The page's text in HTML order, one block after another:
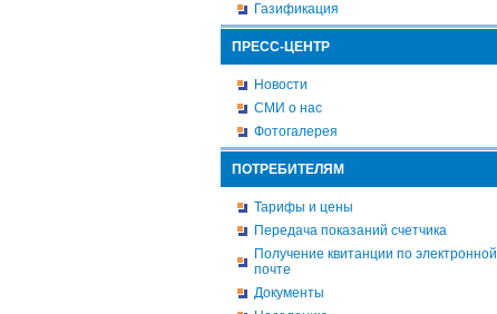
Газификация
ПРЕСС-ЦЕНТР
Новости
СМИ о нас
Фотогалерея
ПОТРЕБИТЕЛЯМ
Тарифы и цены
Передача показаний счетчика
Получение квитанции по электронной
почте
Документы